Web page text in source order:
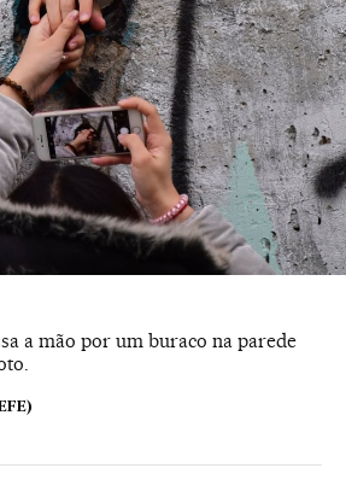
a mão por um buraco na parede